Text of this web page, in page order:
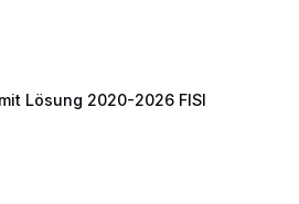
Lösung 2020-2026 FISI